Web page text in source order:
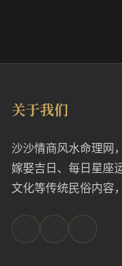
关于我们
沙沙情商风水命理网
嫁娶吉日、每日星座
文化等传统民俗内容